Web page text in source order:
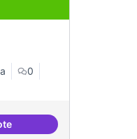
0
Connectar repositori de